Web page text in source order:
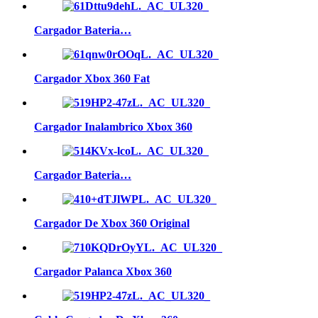
Cargador Bateria…
Cargador Xbox 360 Fat
Cargador Inalambrico Xbox 360
Cargador Bateria…
Cargador De Xbox 360 Original
Cargador Palanca Xbox 360